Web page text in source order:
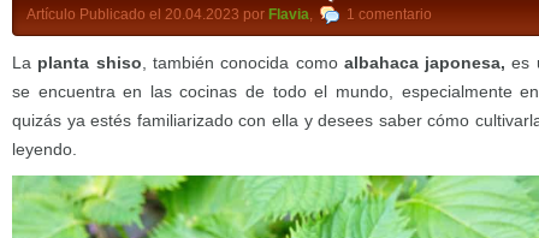
Artículo Publicado el 20.04.2023 por Flavia, 1 comentario
La planta shiso , también conocida como albahaca japonesa,es
se encuentra en las cocinas de todo el mundo, especialmente
quizás ya estés familiarizado con ella y desees saber cómo
leyendo.